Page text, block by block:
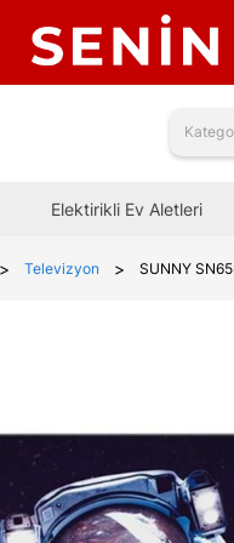
Elektirikli Ev Aletleri
> Televizyon > SUNNY